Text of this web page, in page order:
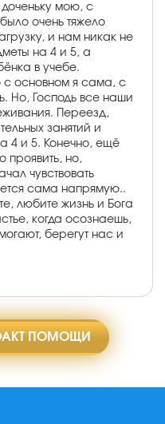
мою, с
очень тяжело
и нам никак не
на 4 и 5, а
в учебе.
с основном я сама, с
Но, Господь все наши
Переезд,
занятий и
4 и 5. Конечно, ещё
проявить, но,
чувствовать
сама напрямую..
любите жизнь и Бога
когда осознаешь,
берегут нас и
ПОМОЩИ